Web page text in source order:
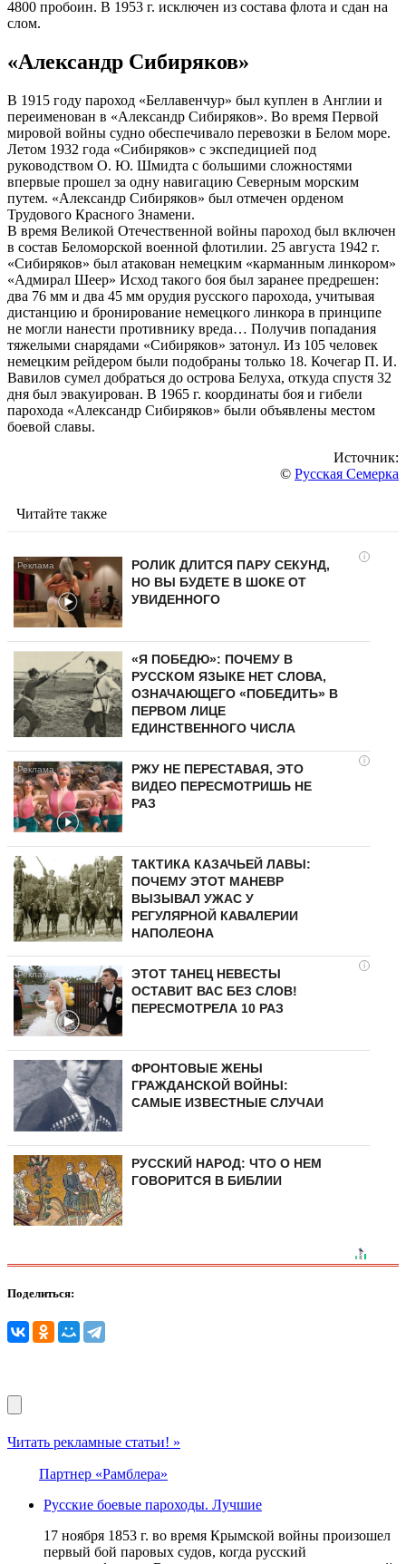
4800 пробоин. В 1953 г. исключен из состава флота и сдан на
слом.
«Александр Сибиряков»
В 1915 году пароход «Беллавенчур» был куплен в Англии и
переименован в «Александр Сибиряков». Во время Первой
мировой войны судно обеспечивало перевозки в Белом море.
Летом 1932 года «Сибиряков» с экспедицией под
руководством О. Ю. Шмидта с большими сложностями
впервые прошел за одну навигацию Северным морским
путем. «Александр Сибиряков» был отмечен орденом
Трудового Красного Знамени.
В время Великой Отечественной войны пароход был включен
в состав Беломорской военной флотилии. 25 августа 1942 г.
«Сибиряков» был атакован немецким «карманным линкором»
«Адмирал Шеер» Исход такого боя был заранее предрешен:
два 76 мм и два 45 мм орудия русского парохода, учитывая
дистанцию и бронирование немецкого линкора в принципе
не могли нанести противнику вреда… Получив попадания
тяжелыми снарядами «Сибиряков» затонул. Из 105 человек
немецким рейдером были подобраны только 18. Кочегар П. И.
Вавилов сумел добраться до острова Белуха, откуда спустя 32
дня был эвакуирован. В 1965 г. координаты боя и гибели
парохода «Александр Сибиряков» были объявлены местом
боевой славы.
Источник:
© Русская Семерка
Читайте также
i
РОЛИК ДЛИТСЯ ПАРУ СЕКУНД,
НО ВЫ БУДЕТЕ В ШОКЕ ОТ
УВИДЕННОГО
«Я ПОБЕДЮ»: ПОЧЕМУ В
РУССКОМ ЯЗЫКЕ НЕТ СЛОВА,
ОЗНАЧАЮЩЕГО «ПОБЕДИТЬ» В
ПЕРВОМ ЛИЦЕ
ЕДИНСТВЕННОГО ЧИСЛА
i
РЖУ НЕ ПЕРЕСТАВАЯ, ЭТО
ВИДЕО ПЕРЕСМОТРИШЬ НЕ
РАЗ
ТАКТИКА КАЗАЧЬЕЙ ЛАВЫ:
ПОЧЕМУ ЭТОТ МАНЕВР
ВЫЗЫВАЛ УЖАС У
РЕГУЛЯРНОЙ КАВАЛЕРИИ
НАПОЛЕОНА
i
ЭТОТ ТАНЕЦ НЕВЕСТЫ
ОСТАВИТ ВАС БЕЗ СЛОВ!
ПЕРЕСМОТРЕЛА 10 РАЗ
ФРОНТОВЫЕ ЖЕНЫ
ГРАЖДАНСКОЙ ВОЙНЫ:
САМЫЕ ИЗВЕСТНЫЕ СЛУЧАИ
РУССКИЙ НАРОД: ЧТО О НЕМ
ГОВОРИТСЯ В БИБЛИИ
Поделиться:
Читать рекламные статьи! »
Партнер «Рамблера»
Русские боевые пароходы. Лучшие
17 ноября 1853 г. во время Крымской войны произошел
первый бой паровых судов, когда русский